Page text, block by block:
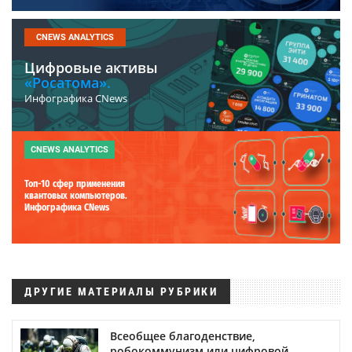
CNEWS ANALYTICS
Цифровые активы
«Росатома».
Инфографика CNews
CNEWS ANALYTICS
Топ-10 сфер применения
квантовых компьютеров.
Инфографика CNews
ДРУГИЕ МАТЕРИАЛЫ РУБРИКИ
Всеобщее благоденствие,